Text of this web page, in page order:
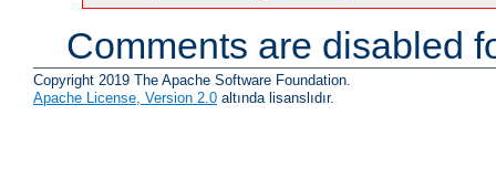
Comments are disabled
Copyright 2019 The Apache Software Foundation.
Apache License, Version 2.0 altında lisanslıdır.